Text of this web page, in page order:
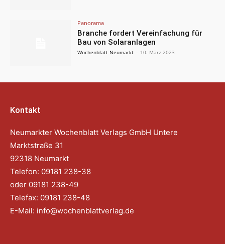
Panorama
Branche fordert Vereinfachung für
Bau von Solaranlagen
Wochenblatt Neumarkt - 10. März 2023
Kontakt
Neumarkter Wochenblatt Verlags GmbH Untere
Marktstraße 31
92318 Neumarkt
Telefon: 09181 238-38
oder 09181 238-49
Telefax: 09181 238-48
E-Mail: info@wochenblattverlag.de